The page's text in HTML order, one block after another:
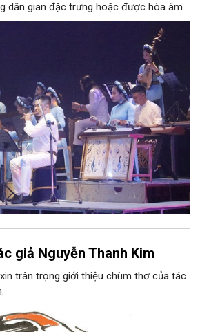
dân gian đặc trưng hoặc được hòa âm,
làn điệu âm nhạc truyền thống Việt
trình diễn trực tiếp bằng nhạc cụ dân
giả Nguyễn Thanh Kim
trân trọng giới thiệu chùm thơ của tác